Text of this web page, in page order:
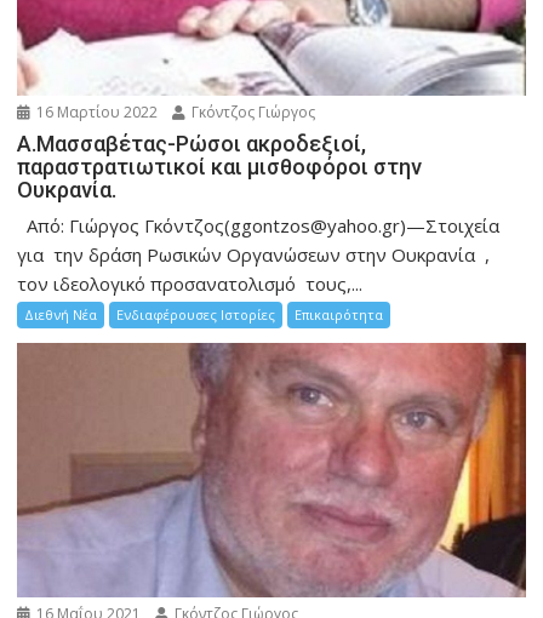
16 Μαρτίου 2022 Γκόντζος Γιώργος
Α.Μασσαβέτας-Ρώσοι ακροδεξιοί,
παραστρατιωτικοί και μισθοφόροι στην
Ουκρανία.
Από: Γιώργος Γκόντζος(ggontzos@yahoo.gr)—Στοιχεία
για την δράση Ρωσικών Οργανώσεων στην Ουκρανία ,
τον ιδεολογικό προσανατολισμό τους,...
Διεθνή Νέα Ενδιαφέρουσες Ιστορίες Επικαιρότητα
16 Μαΐου 2021 Γκόντζος Γιώργος